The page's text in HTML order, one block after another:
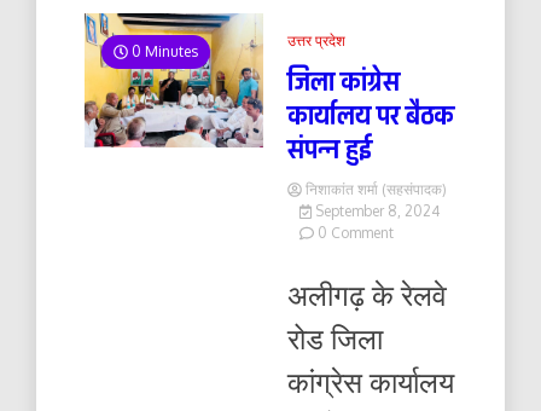
0 Minutes
उत्तर प्रदेश
जिला कांग्रेस
कार्यालय पर बैठक
संपन्न हुई
निशाकांत शर्मा (सहसंपादक)
September 8, 2024
0 Commenton
कांग्रेस
कार्यालय
संपन्न
हुई
अलीगढ़ के रेलवे
रोड जिला
कांग्रेस कार्यालय